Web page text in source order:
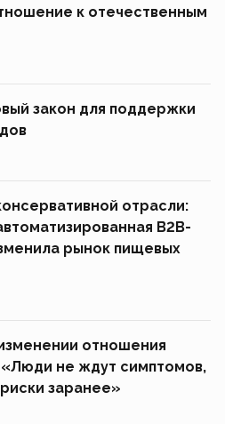
к отечественным
закон для поддержки
отрасли:
B2B-
рынок пищевых
отношения
не ждут симптомов,
заранее»